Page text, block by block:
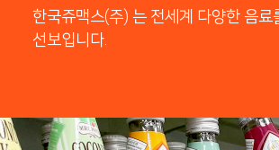
한국쥬맥스(주)는 수입음료 유통 선두
입니다.